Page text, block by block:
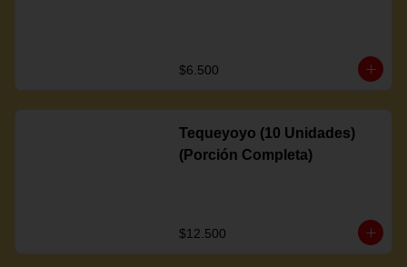
$6.500
Tequeyoyo (10 Unidades)
(Porción Completa)
$12.500